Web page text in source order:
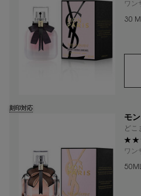
ワン
30
モ
ワレ
どこ
デト
刻印対応
ワン